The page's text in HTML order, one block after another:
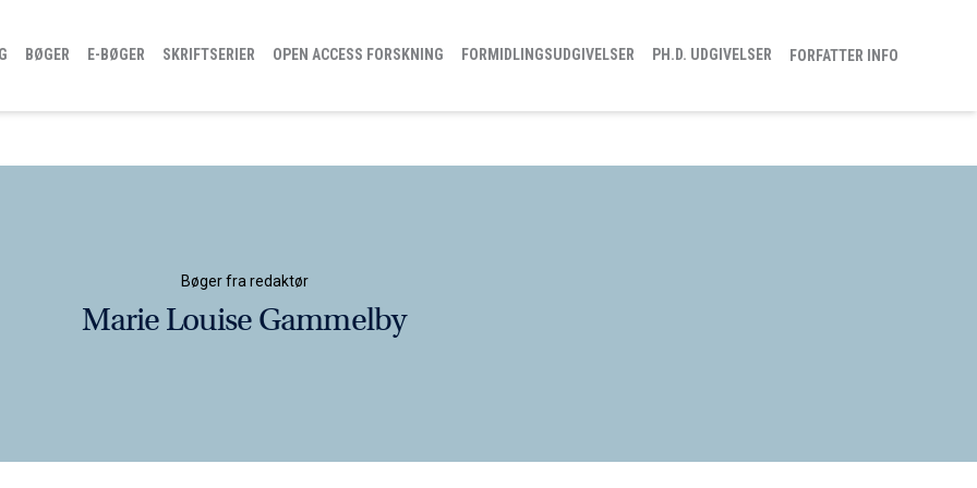
BØGER E-BØGER SKRIFTSERIER OPEN ACCESS FORSKNING FORMIDLINGSUDGIVELSER PH.D. UDGIVELSER FORFATTER INFO
Bøger fra redaktør
Marie Louise Gammelby